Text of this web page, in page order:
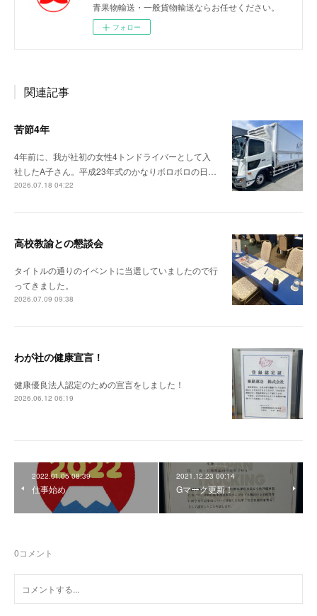
青果物輸送・一般貨物輸送ならお任せください。
フォロー
関連記事
苦節4年
4年前に、我が社初の女性4トンドライバーとして入
社したA子さん。平成23年式のかなりボロボロの日…
2026.07.18 04:22
高校教諭との懇談会
タイトルの通りのイベントに当選していましたので行
ってきました。
2026.07.09 09:38
わが社の健康宣言！
健康優良法人認定のための宣言をしました！
2026.06.12 06:19
2022.01.05 08:39
仕事始め
2021.12.23 00:14
Gマーク更新！
0コメント